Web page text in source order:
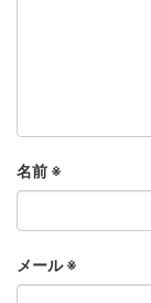
名前 ※
メール※